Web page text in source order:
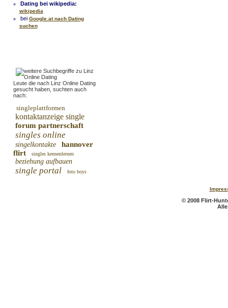
Dating bei wikipedia:
wikipedia
bei Google.at nach Dating
suchen
Leute die nach Linz Online Dating
gesucht haben, suchten auch
nach:
singleplattformen
kontaktanzeige single
forum partnerschaft
singles online
singelkontakte
hannover
flirt
singles kennenlernen
beziehung aufbauen
single portal foto boys
© 2008 Flirt-